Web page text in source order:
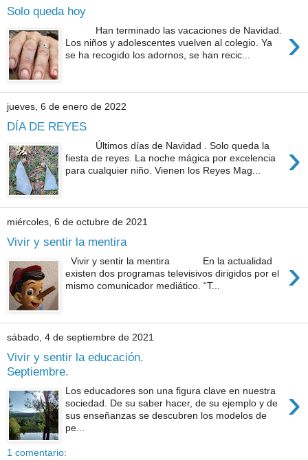
Solo queda hoy
›
Han terminado las vacaciones de Navidad.
Los niños y adolescentes vuelven al colegio. Ya
se ha recogido los adornos, se han recic...
jueves, 6 de enero de 2022
DÍA DE REYES
›
Últimos días de Navidad . Solo queda la
fiesta de reyes. La noche mágica por excelencia
para cualquier niño. Vienen los Reyes Mag...
miércoles, 6 de octubre de 2021
Vivir y sentir la mentira
›
Vivir y sentir la mentira En la actualidad
existen dos programas televisivos dirigidos por el
mismo comunicador mediático. “T...
sábado, 4 de septiembre de 2021
Vivir y sentir la educación.
Septiembre.
›
Los educadores son una figura clave en nuestra
sociedad. De su saber hacer, de su ejemplo y de
sus enseñanzas se descubren los modelos de
pe...
1 comentario: